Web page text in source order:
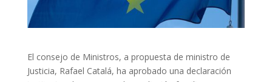
El consejo de Ministros, a propuesta de ministro de
Justicia, Rafael Catalá, ha aprobado una declaración